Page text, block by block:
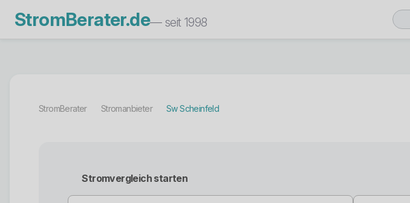
StromBerater.de— seit 1998
StromBerater Stromanbieter Sw Scheinfeld
Stromvergleich starten